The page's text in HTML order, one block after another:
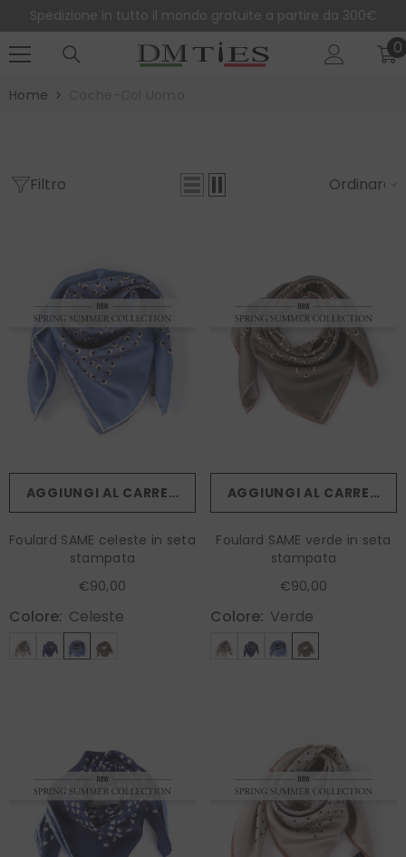
Spedizione in tutto il mondo gratuite a partire da 300€
00
Home
Filtro Ordinare
AGGIUNGI AL CARRELLO
Foulard SAME celeste in seta
stampata
€90,00
Colore: Celeste
AGGIUNGI AL CARRELLO
Foulard SAME verde in seta
stampata
€90,00
Colore: Verde